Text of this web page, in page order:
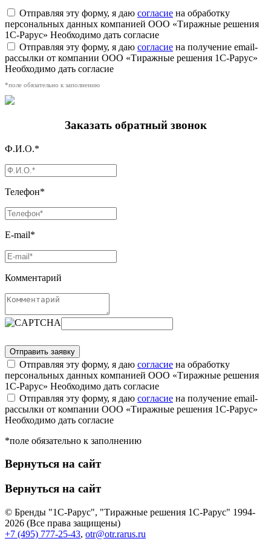
Отправляя эту форму, я даю согласие на обработку
персональных данных компанией ООО «Тиражные решения
1С-Рарус» Необходимо дать согласие
Отправляя эту форму, я даю согласие на получение email-
рассылки от компании ООО «Тиражные решения 1С-Рарус»
Необходимо дать согласие
*поле обязательно к заполнению
Заказать обратный звонок
Ф.И.О.*
Телефон*
E-mail*
Комментарий
Отправляя эту форму, я даю согласие на обработку
персональных данных компанией ООО «Тиражные решения
1С-Рарус» Необходимо дать согласие
Отправляя эту форму, я даю согласие на получение email-
рассылки от компании ООО «Тиражные решения 1С-Рарус»
Необходимо дать согласие
*поле обязательно к заполнению
Вернуться на сайт
Вернуться на сайт
© Бренды "1С-Рарус", "Тиражные решения 1С-Рарус" 1994-
2026 (Все права защищены)
+7 (495) 777-25-43, otr@otr.rarus.ru